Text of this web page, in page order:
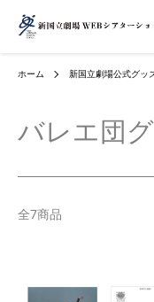
ホーム 新国立劇場公式グッ
バレエ団
全7商品